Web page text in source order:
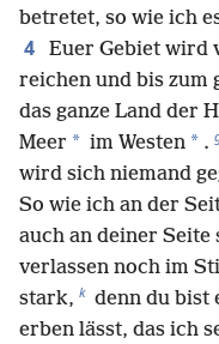
betretet, so wie ich
4
Euer Gebiet wird
reichen und bis zum
das ganze Land der
Meer * im Westen * .
wird sich niemand
So wie ich an der
auch an deiner Seite
verlassen noch im
stark, k denn du bist
erben lässt, das ich